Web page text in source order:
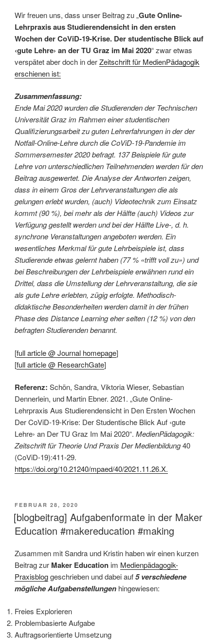
Wir freuen uns, dass unser Beitrag zu „Gute Online-
Lehrpraxis aus Studierendensicht in den ersten
Wochen der CoViD-19-Krise. Der studentische Blick auf
‹gute Lehre› an der TU Graz im Mai 2020“ zwar etwas
verspätet aber doch in derZeitschrift für MedienPädagogik
erschienen ist:
Zusammenfassung:
Ende Mai 2020 wurden die Studierenden der Technischen
Universität Graz im Rahmen einer studentischen
Qualifizierungsarbeit zu guten Lehrerfahrungen in der der
Notfall-Online-Lehre durch die CoViD-19-Pandemie im
Sommersemester 2020 befragt. 137 Beispiele für gute
Lehre von unterschiedlichen Teilnehmenden werden für den
Beitrag ausgewertet. Die Analyse der Antworten zeigen,
dass in einem Gros der Lehrveranstaltungen die als
gelungen erlebt wurden, (auch) Videotechnik zum Einsatz
kommt (90 %), bei mehr als der Hälfte (auch) Videos zur
Verfügung gestellt werden und bei der Hälfte Live-, d. h.
synchrone Veranstaltungen angeboten werden. Ein
wesentliches Merkmal für gute Lehrbeispiele ist, dass
Studierende etwas gelernt haben (77 % «trifft voll zu») und
bei Beschreibungen der Lehrbeispiele erwähnen rund ein
Drittel, dass die Umstellung der Lehrveranstaltung, die sie
als gute Lehre erlebten, zügig erfolgte. Methodisch-
didaktische Besonderheiten werden damit in der frühen
Phase des Distance Learning eher selten (12 %) von den
befragten Studierenden benannt.
[full article @ Journal homepage]
[full article @ ResearchGate]
Referenz: Schön, Sandra, Viktoria Wieser, Sebastian
Dennerlein, und Martin Ebner. 2021. „Gute Online-
Lehrpraxis Aus Studierendensicht in Den Ersten Wochen
Der CoViD-19-Krise: Der Studentische Blick Auf ‹gute
Lehre› an Der TU Graz Im Mai 2020“. MedienPädagogik:
Zeitschrift für Theorie Und Praxis Der Medienbildung40
(CoViD-19):411-29.
https://doi.org/10.21240/mpaed/40/2021.11.26.X.
VERÖFFENTLICHT
AM
FEBRUAR 28, 2020
[blogbeitrag] Aufgabenformate in der Maker
Education #makereducation #making
Zusammen mit Sandra und Kristin haben wir einen kurzen
Beitrag zur Maker Education im Medienpädagogik-
Praxisbloggeschrieben und dabei auf5 verschiedene
mögliche Aufgabenstellungen hingewiesen:
Freies Explorieren
Problembasierte Aufgabe
Auftragsorientierte Umsetzung